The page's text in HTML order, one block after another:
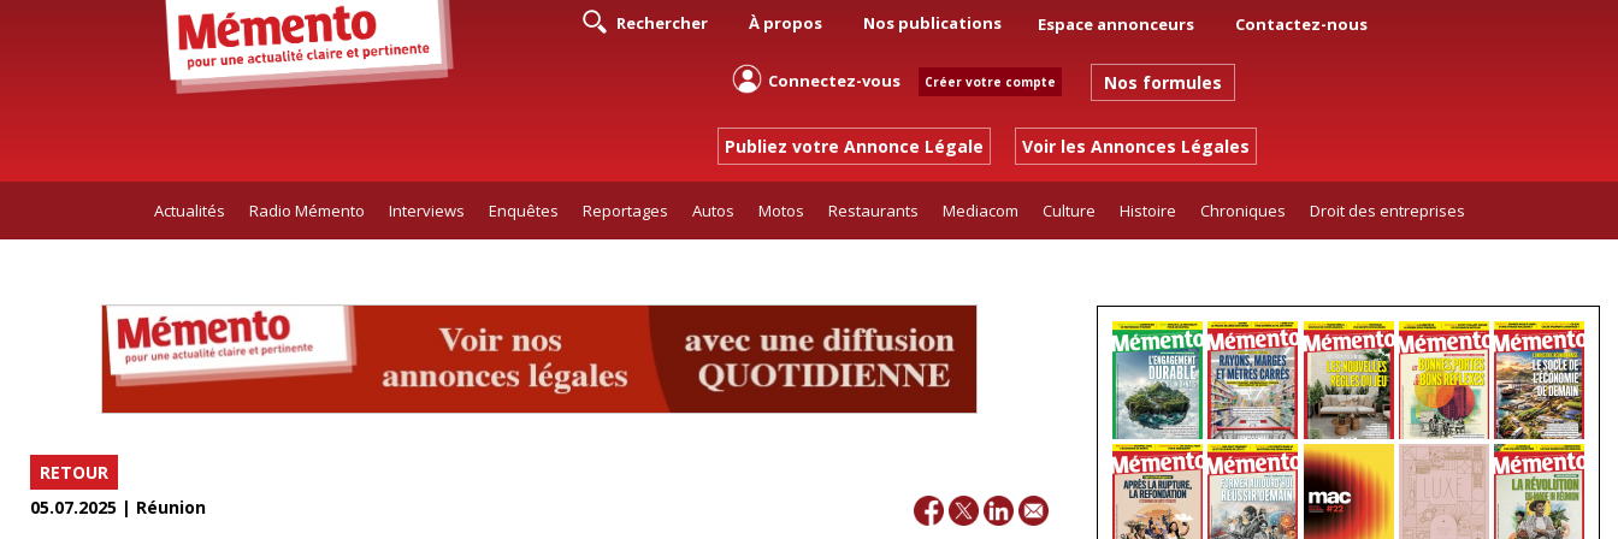
Rechercher À propos Nos publications Espace annonceurs Contactez-nous
Connectez-vous Créer votre compte Nos formules
Publiez votre Annonce Légale Voir les Annonces Légales
Actualités Radio Mémento Interviews Enquêtes Reportages Autos Motos Restaurants Mediacom Culture Histoire Chroniques Droit des entreprises
RETOUR
05.07.2025 | Réunion